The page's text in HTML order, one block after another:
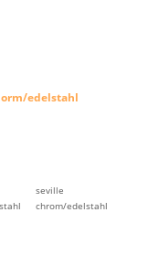
edelstahl
seville
chrom/edelstahl